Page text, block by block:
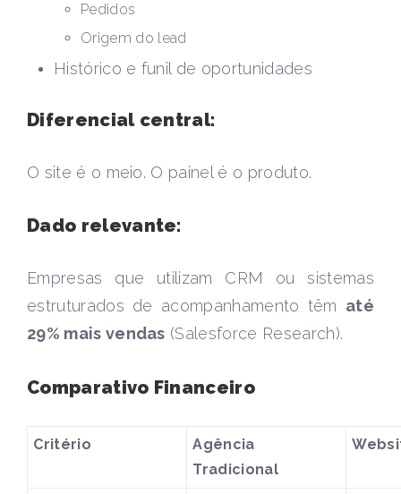
Pedidos
Origem do lead
Histórico e funil de oportunidades
Diferencial central:
O site é o meio. O painel é o produto.
Dado relevante:
Empresas que utilizam CRM ou sistemas
estruturados de acompanhamento têm até
29% mais vendas (Salesforce Research).
Comparativo Financeiro
Critério
Agência
Tradicional